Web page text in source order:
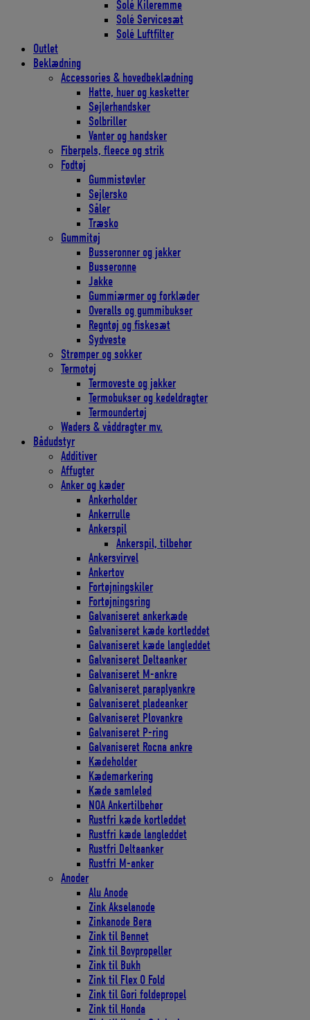
Solé Kileremme
Solé Servicesæt
Solé Luftfilter
Outlet
Beklædning
Accessories & hovedbeklædning
Hatte, huer og kasketter
Sejlerhandsker
Solbriller
Vanter og handsker
Fiberpels, fleece og strik
Fodtøj
Gummistøvler
Sejlersko
Såler
Træsko
Gummitøj
Busseronner og jakker
Busseronne
Jakke
Gummiærmer og forklæder
Overalls og gummibukser
Regntøj og fiskesæt
Sydveste
Strømper og sokker
Termotøj
Termoveste og jakker
Termobukser og kedeldragter
Termoundertøj
Waders & våddragter mv.
Bådudstyr
Additiver
Affugter
Anker og kæder
Ankerholder
Ankerrulle
Ankerspil
Ankerspil, tilbehør
Ankersvirvel
Ankertov
Fortøjningskiler
Fortøjningsring
Galvaniseret ankerkæde
Galvaniseret kæde kortleddet
Galvaniseret kæde langleddet
Galvaniseret Deltaanker
Galvaniseret M-ankre
Galvaniseret paraplyankre
Galvaniseret pladeanker
Galvaniseret Plovankre
Galvaniseret P-ring
Galvaniseret Rocna ankre
Kædeholder
Kædemarkering
Kæde samleled
NOA Ankertilbehør
Rustfri kæde kortleddet
Rustfri kæde langleddet
Rustfri Deltaanker
Rustfri M-anker
Anoder
Alu Anode
Zink Akselanode
Zinkanode Bera
Zink til Bennet
Zink til Bovpropeller
Zink til Bukh
Zink til Flex O Fold
Zink til Gori foldepropel
Zink til Honda